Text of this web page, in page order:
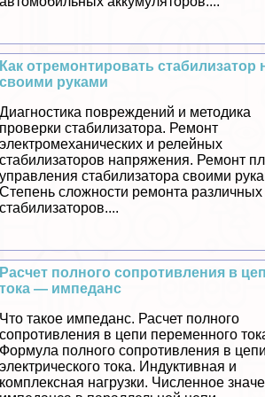
Как отремонтировать стабилизатор
своими руками
Диагностика повреждений и методика
проверки стабилизатора. Ремонт
электромеханических и релейных
стабилизаторов напряжения. Ремонт
управления стабилизатора своими
Степень сложности ремонта различных
стабилизаторов....
Расчет полного сопротивления в
тока — импеданс
Что такое импеданс. Расчет полного
сопротивления в цепи переменного
Формула полного сопротивления в цепи
электрического тока. Индуктивная и
комплексная нагрузки. Численное